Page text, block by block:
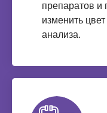
препаратов и
изменить
анализа.